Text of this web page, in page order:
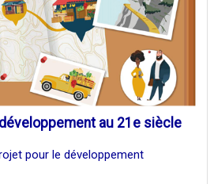
au 21e siècle
pour le développement